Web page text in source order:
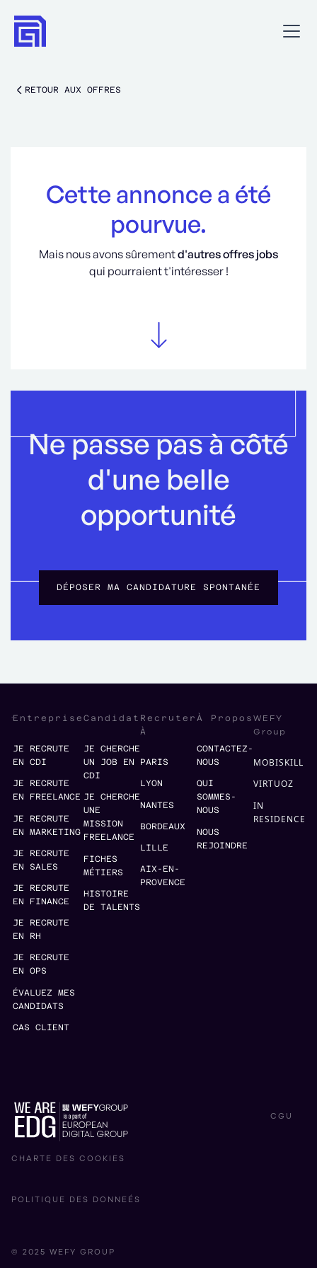
RETOUR AUX OFFRES
Cette annonce a été
pourvue.
Mais nous avons sûrementd'autres offres jobs
qui pourraient t'intéresser !
Ne passe pas à côté
d'une belle
opportunité
DÉPOSER MA CANDIDATURE SPONTANÉE
Entreprise
JE RECRUTE
EN CDI
JE RECRUTE
EN FREELANCE
JE RECRUTE
EN MARKETING
JE RECRUTE
EN SALES
JE RECRUTE
EN FINANCE
JE RECRUTE
EN RH
JE RECRUTE
EN OPS
ÉVALUEZ MES
CANDIDATS
CAS CLIENT
Candidat
JE CHERCHE
UN JOB EN
CDI
JE CHERCHE
UNE
MISSION
FREELANCE
FICHES
MÉTIERS
HISTOIRE
DE TALENTS
Recruter
À
PARIS
LYON
NANTES
BORDEAUX
LILLE
AIX-EN-
PROVENCE
À Propos
CONTACTEZ-
NOUS
QUI
SOMMES-
NOUS
NOUS
REJOINDRE
WEFY
Group
MOBISKILL
VIRTUOZ
IN
RESIDENCE
© 2025 WEFY GROUP
CHARTE DES COOKIES
POLITIQUE DES DONNEÉS
CGU